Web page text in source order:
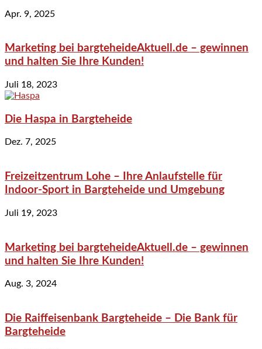
Apr. 9, 2025
Marketing bei bargteheideAktuell.de – gewinnen
und halten Sie Ihre Kunden!
Juli 18, 2023
Die Haspa in Bargteheide
Dez. 7, 2025
Freizeitzentrum Lohe – Ihre Anlaufstelle für
Indoor-Sport in Bargteheide und Umgebung
Juli 19, 2023
Marketing bei bargteheideAktuell.de – gewinnen
und halten Sie Ihre Kunden!
Aug. 3, 2024
Die Raiffeisenbank Bargteheide – Die Bank für
Bargteheide